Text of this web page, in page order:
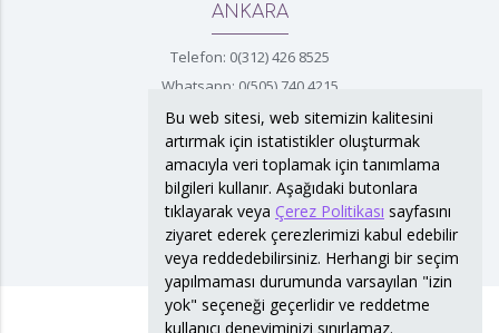
ANKARA
Telefon: 0(312) 426 8525
Whatsapp: 0(505) 740 4215
İZMİR
Telefon: 0(232) 422 4372
Whatsapp: 0(530) 763 3400
Bu web sitesi, web sitemizin kalitesini
artırmak için istatistikler oluşturmak
amacıyla veri toplamak için tanımlama
bilgileri kullanır. Aşağıdaki butonlara
tıklayarak veya Çerez Politikası sayfasını
ziyaret ederek çerezlerimizi kabul edebilir
veya reddedebilirsiniz. Herhangi bir seçim
yapılmaması durumunda varsayılan "izin
yok" seçeneği geçerlidir ve reddetme
kullanıcı deneyiminizi sınırlamaz.